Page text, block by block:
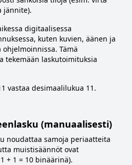
jännite).
digitaalisessa
kuten kuvien, äänen ja
ohjelmoinnissa. Tämä
tekemään laskutoimituksia
vastaa desimaalilukua 11.
(manuaalisesti)
noudattaa samoja periaatteita
muistisäännöt ovat
+ 1 = 10 binäärinä).